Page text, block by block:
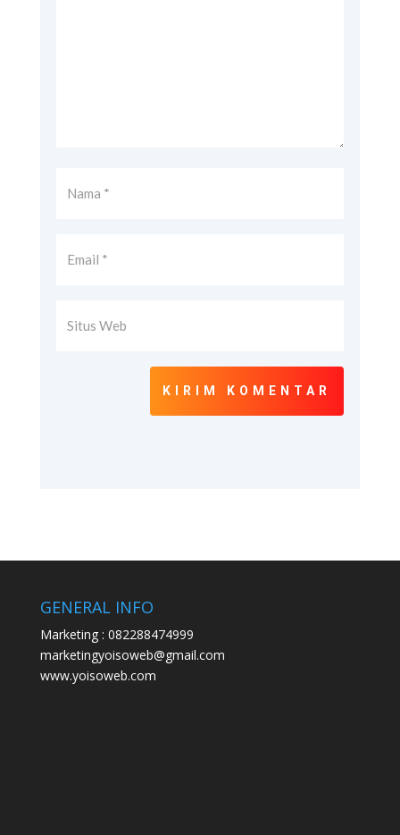
KIRIM KOMENTAR
GENERAL INFO
Marketing : 082288474999
marketingyoisoweb@gmail.com
www.yoisoweb.com